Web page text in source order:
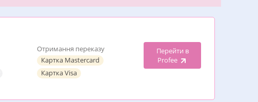
Отримання переказу
Картка Mastercard
Картка Visa
Перейти в
Profee